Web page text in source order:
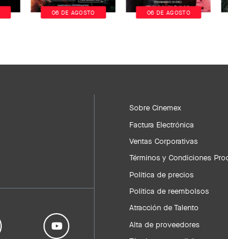
06 DE AGOSTO 06 DE AGOSTO
Sobre Cinemex
Factura Electrónica
Ventas Corporativas
Términos y Condiciones
Política de precios
Política de reembolsos
Atracción de Talento
Alta de proveedores